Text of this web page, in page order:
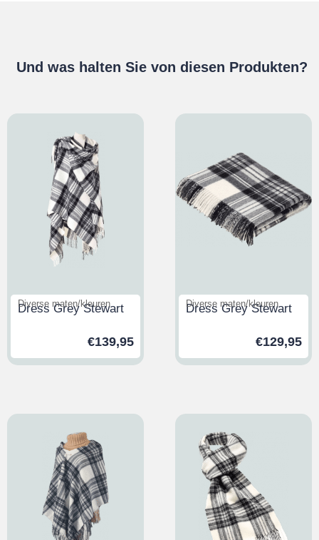
Und was halten Sie von diesen Produkten?
Dress Grey Stewart
Diverse maten/kleuren
€139,95
Dress Grey Stewart
Diverse maten/kleuren
€129,95